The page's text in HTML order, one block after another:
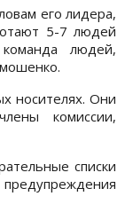
его лидера,
5-7 людей
людей,
носителях. Они
комиссии,
списки
предупреждения